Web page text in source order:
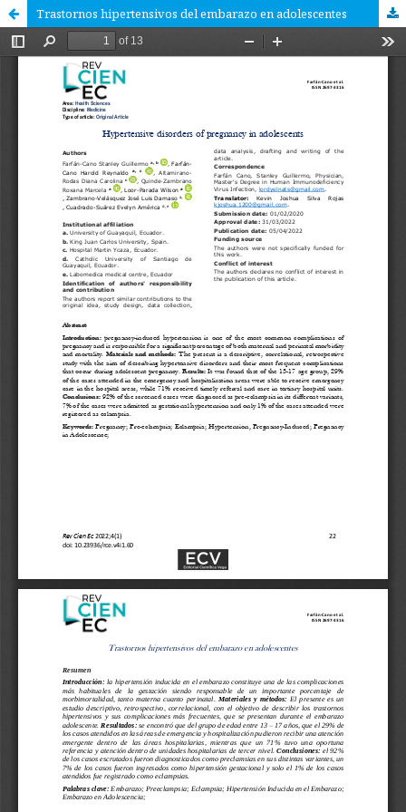
Trastornos hipertensivos del embarazo en adolescentes